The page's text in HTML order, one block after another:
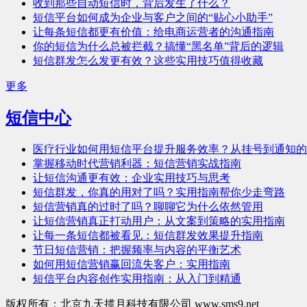
收到那些自动短信时，背后发生了什么？
短信平台如何成为企业与客户之间的“贴心小助手”
让每条短信都更有价值：给电商运营者的沟通指南
你的短信为什么总被拦截？搞懂“黑名单”背后的逻辑
短信群发怎么发更有效？这些实用技巧值得收藏
更多
短信中心
医疗行业如何用短信平台提升服务效率？从挂号到通知
掌握移动时代营销利器：短信营销实战指南
让短信沟通更有效：企业实用技巧与思考
短信群发，你真的用对了吗？实用指南帮你少走弯路
短信营销真的过时了吗？聊聊它为什么依然管用
让短信营销真正打动用户：从文案到策略的实用指南
让每一条短信都被看见：短信群发效果提升指南
节日短信营销：把握频率与内容的平衡艺术
如何用短信营销赢回流失客户：实用指南
短信平台内容创作实用指南：从入门到精通
版权所有：北京九天揽月科技有限公司 www.sms9.net